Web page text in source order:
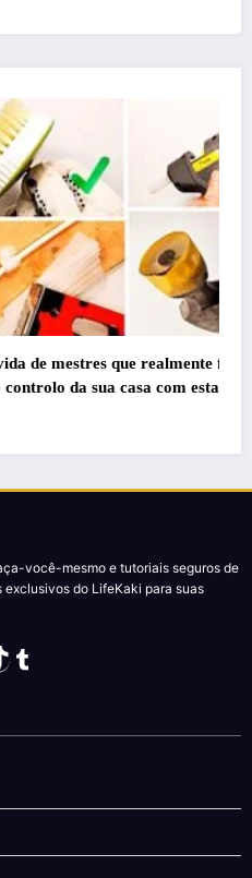
realmente funciona! –
com estas 5 dicas de vida
você-mesmo e tutoriais seguros de
do LifeKaki para suas
Tumblr